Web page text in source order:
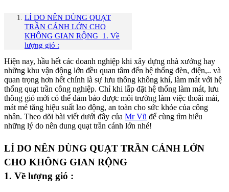
LÍ DO NÊN DÙNG QUẠT
TRẦN CÁNH LỚN CHO
KHÔNG GIAN RỘNG 1. Về
lượng gió :
Hiện nay, hầu hết các doanh nghiệp khi xây dựng nhà xưởng hay
những khu vận động lớn đều quan tâm đến hệ thống đèn, điện,.. và
quan trọng hơn hết chính là sự lưu thông không khí, làm mát với hệ
thống quạt trần công nghiệp. Chỉ khi lắp đặt hệ thống làm mát, lưu
thông gió mới có thể đảm bảo được môi trường làm việc thoãi mái,
mát mẻ tăng hiệu suất lao động, an toàn cho sức khỏe của công
nhân. Theo dõi bài viết dưới đây của Mr Vũ để cùng tìm hiểu
những lý do nên dung quạt trần cánh lớn nhé!
LÍ DO NÊN DÙNG QUẠT TRẦN CÁNH LỚN
CHO KHÔNG GIAN RỘNG
1. Về lượng gió :